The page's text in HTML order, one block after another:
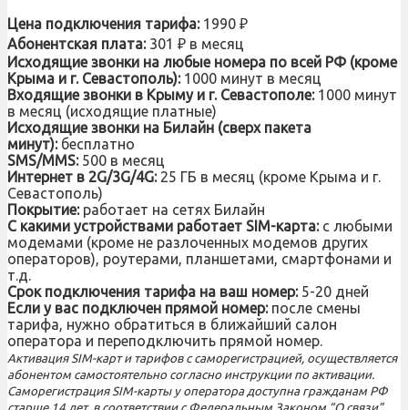
Цена подключения тарифа:1990 ₽
Абонентская плата:301 ₽ в месяц
Исходящие звонки на любые номера по всей РФ (кроме
Крыма и г. Севастополь):1000 минут в месяц
Входящие звонки в Крыму и г. Севастополе:1000 минут
в месяц (исходящие платные)
Исходящие звонки на Билайн (сверх пакета
минут):бесплатно
SMS/MMS:500 в месяц
Интернет в 2G/3G/4G:25 ГБ в месяц (кроме Крыма и г.
Севастополь)
Покрытие: работает на сетях Билайн
С какими устройствами работает SIM-карта:с любыми
модемами (кроме не разлоченных модемов других
операторов), роутерами, планшетами, смартфонами и
т.д.
Срок подключения тарифа на ваш номер:5-20 дней
Если у вас подключен прямой номер:после смены
тарифа, нужно обратиться в ближайший салон
оператора и переподключить прямой номер.
Активация SIM-карт и тарифов с саморегистрацией, осуществляется
абонентом самостоятельно согласно инструкции по активации.
Саморегистрация SIM-карты у оператора доступна гражданам РФ